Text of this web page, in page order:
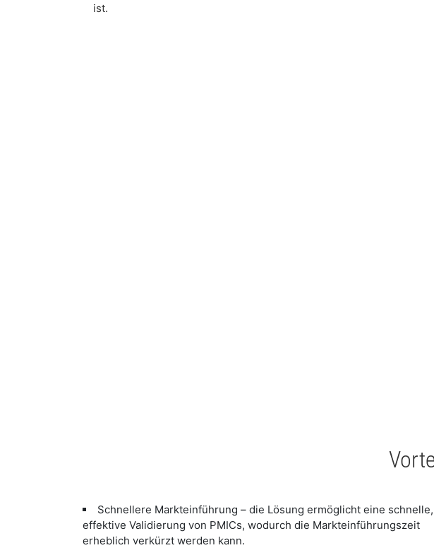
ist.
Schnellere Markteinführung – die Lösung ermöglicht eine schnelle,
effektive Validierung von PMICs, wodurch die Markteinführungszeit
erheblich verkürzt werden kann.